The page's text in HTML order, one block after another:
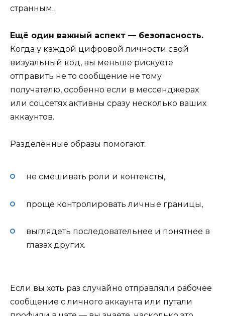
странным.
Ещё один важный аспект — безопасность.
Когда у каждой цифровой личности свой
визуальный код, вы меньше рискуете
отправить не то сообщение не тому
получателю, особенно если в мессенджерах
или соцсетях активны сразу несколько ваших
аккаунтов.
Разделённые образы помогают:
не смешивать роли и контексты,
проще контролировать личные границы,
выглядеть последовательнее и понятнее в
глазах других.
Если вы хоть раз случайно отправляли рабочее
сообщение с личного аккаунта или путали